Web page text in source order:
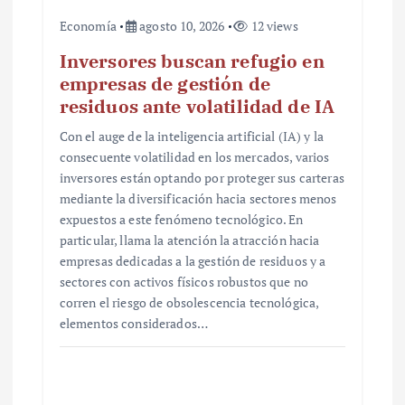
Economía agosto 10, 2026 12 views
Inversores buscan refugio en
empresas de gestión de
residuos ante volatilidad de IA
Con el auge de la inteligencia artificial (IA) y la
consecuente volatilidad en los mercados, varios
inversores están optando por proteger sus carteras
mediante la diversificación hacia sectores menos
expuestos a este fenómeno tecnológico. En
particular, llama la atención la atracción hacia
empresas dedicadas a la gestión de residuos y a
sectores con activos físicos robustos que no
corren el riesgo de obsolescencia tecnológica,
elementos considerados…